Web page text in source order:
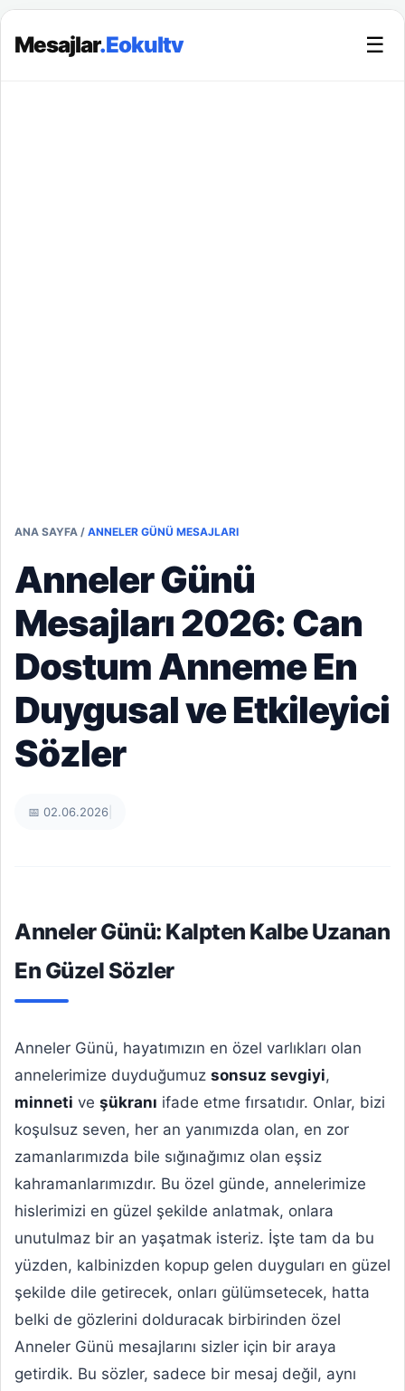
Mesajlar.Eokultv ☰
ANA SAYFA / ANNELER GÜNÜ MESAJLARI
Anneler Günü
Mesajları 2026: Can
Dostum Anneme En
Duygusal ve Etkileyici
Sözler
📅 02.06.2026
Anneler Günü: Kalpten Kalbe Uzanan
En Güzel Sözler
Anneler Günü, hayatımızın en özel varlıkları olan
annelerimize duyduğumuz sonsuz sevgiyi,
minneti ve şükranı ifade etme fırsatıdır. Onlar, bizi
koşulsuz seven, her an yanımızda olan, en zor
zamanlarımızda bile sığınağımız olan eşsiz
kahramanlarımızdır. Bu özel günde, annelerimize
hislerimizi en güzel şekilde anlatmak, onlara
unutulmaz bir an yaşatmak isteriz. İşte tam da bu
yüzden, kalbinizden kopup gelen duyguları en güzel
şekilde dile getirecek, onları gülümsetecek, hatta
belki de gözlerini dolduracak birbirinden özel
Anneler Günü mesajlarını sizler için bir araya
getirdik. Bu sözler, sadece bir mesaj değil, aynı